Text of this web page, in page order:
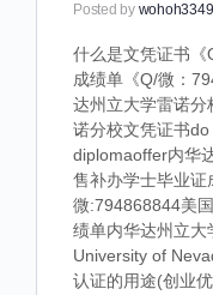
Posted by
什么是文凭证书
成绩单《Q/微：
达州立大学雷诺分
诺分校文凭证书
diplomaoffer内华
售补办学士毕业证
微:794868844美
绩单内华达州立
University of
认证的用途(创业